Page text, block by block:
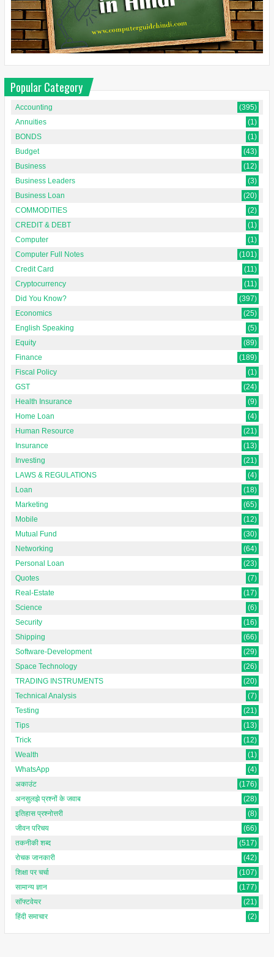
Popular Category
Accounting
(395)
Annuities
(1)
BONDS
(1)
Budget
(43)
Business
(12)
Business Leaders
(3)
Business Loan
(20)
COMMODITIES
(2)
CREDIT & DEBT
(1)
Computer
(1)
Computer Full Notes
(101)
Credit Card
(11)
Cryptocurrency
(11)
Did You Know?
(397)
Economics
(25)
English Speaking
(5)
Equity
(89)
Finance
(189)
Fiscal Policy
(1)
GST
(24)
Health Insurance
(9)
Home Loan
(4)
Human Resource
(21)
Insurance
(13)
Investing
(21)
LAWS & REGULATIONS
(4)
Loan
(18)
Marketing
(65)
Mobile
(12)
Mutual Fund
(30)
Networking
(64)
Personal Loan
(23)
Quotes
(7)
Real-Estate
(17)
Science
(6)
Security
(16)
Shipping
(66)
Software-Development
(29)
Space Technology
(26)
TRADING INSTRUMENTS
(20)
Technical Analysis
(7)
Testing
(21)
Tips
(13)
Trick
(12)
Wealth
(1)
WhatsApp
(4)
अकाउंट
(176)
अनसुलझे प्रश्नों के जवाब
(28)
इतिहास प्रश्नोत्तरी
(8)
जीवन परिचय
(66)
तकनीकी शब्द
(517)
रोचक जानकारी
(42)
शिक्षा पर चर्चा
(107)
सामान्य ज्ञान
(177)
सॉफ्टवेयर
(21)
हिंदी समाचार
(2)